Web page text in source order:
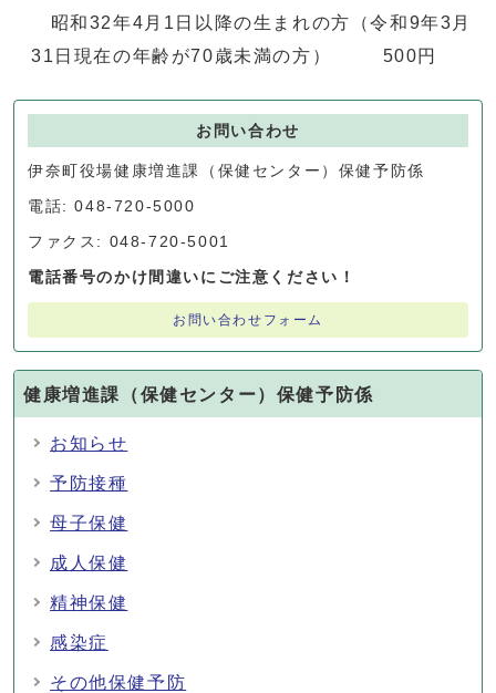
昭和32年4月1日以降の生まれの方（令和9年3月
31日現在の年齢が70歳未満の方） 500円
お問い合わせ
伊奈町役場健康増進課（保健センター）保健予防係
電話: 048-720-5000
ファクス: 048-720-5001
電話番号のかけ間違いにご注意ください！
お問い合わせフォーム
健康増進課（保健センター）保健予防係
お知らせ
予防接種
母子保健
成人保健
精神保健
感染症
その他保健予防